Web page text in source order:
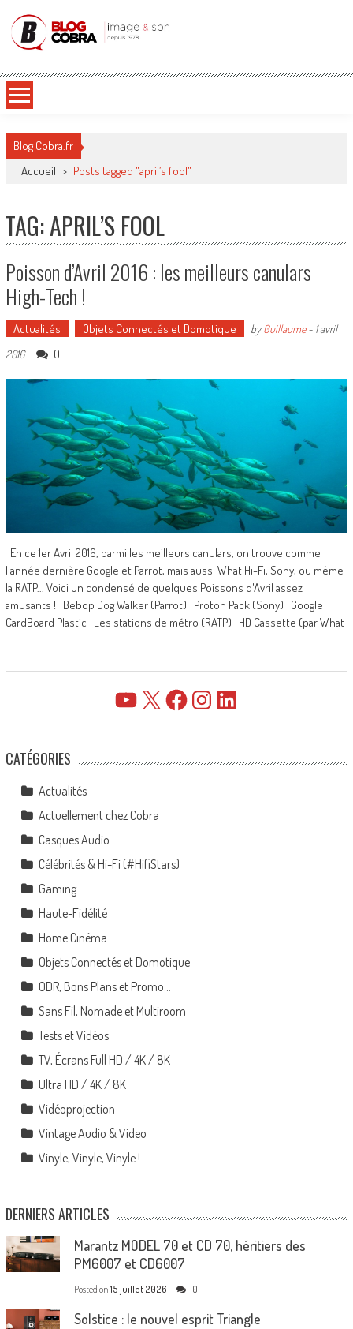
Blog Cobra
Blog Cobra.fr
Accueil > Posts tagged "april’s fool"
TAG: APRIL’S FOOL
Poisson d’Avril 2016 : les meilleurs canulars
High-Tech !
Actualités Objets Connectés et Domotique byGuillaume- 1 avril
2016
0
En ce 1er Avril 2016, parmi les meilleurs canulars, on trouve comme
l'année dernière Google et Parrot, mais aussi What Hi-Fi, Sony, ou même
la RATP... Voici un condensé de quelques Poissons d'Avril assez
amusants ! Bebop Dog Walker (Parrot) Proton Pack (Sony) Google
CardBoard Plastic Les stations de métro (RATP) HD Cassette (par What
YouTube FacebookInstagramLinkedIn
CATÉGORIES
Actualités
Actuellement chez Cobra
Casques Audio
Célébrités & Hi-Fi (#HifiStars)
Gaming
Haute-Fidélité
Home Cinéma
Objets Connectés et Domotique
ODR, Bons Plans et Promo…
Sans Fil, Nomade et Multiroom
Tests et Vidéos
TV, Écrans Full HD / 4K / 8K
Ultra HD / 4K / 8K
Vidéoprojection
Vintage Audio & Video
Vinyle, Vinyle, Vinyle !
DERNIERS ARTICLES
Marantz MODEL 70 et CD 70, héritiers des
PM6007 et CD6007
Posted on 15 juillet 2026 0
Solstice : le nouvel esprit Triangle